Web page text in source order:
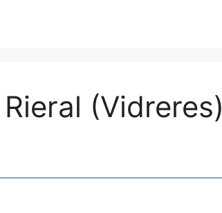
(Vidreres)